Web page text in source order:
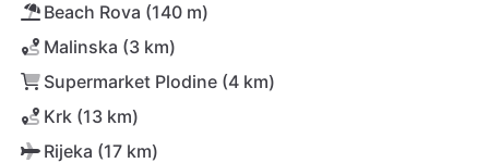
Beach Rova (140 m)
Malinska (3 km)
Supermarket Plodine (4 km)
Krk (13 km)
Rijeka (17 km)